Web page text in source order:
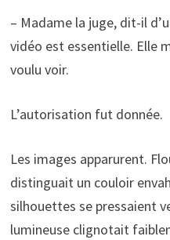
– Madame la juge, dit-il
vidéo est essentielle. Elle
voulu voir.
L’autorisation fut donnée.
Les images apparurent.
distinguait un couloir
silhouettes se pressaient
lumineuse clignotait